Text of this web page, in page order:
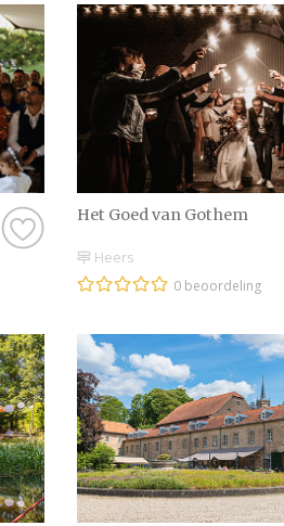
Het Goed van Gothem
Heers
0 beoordeling